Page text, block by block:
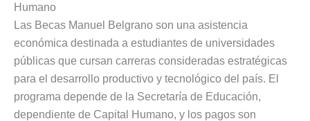
Humano
Las Becas Manuel Belgrano son una asistencia
económica destinada a estudiantes de universidades
públicas que cursan carreras consideradas estratégicas
para el desarrollo productivo y tecnológico del país. El
programa depende de la Secretaría de Educación,
dependiente de Capital Humano, y los pagos son